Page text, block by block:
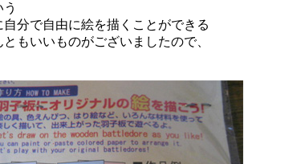
自分で自由に絵を描くことができる
ともいいものがございましたので、